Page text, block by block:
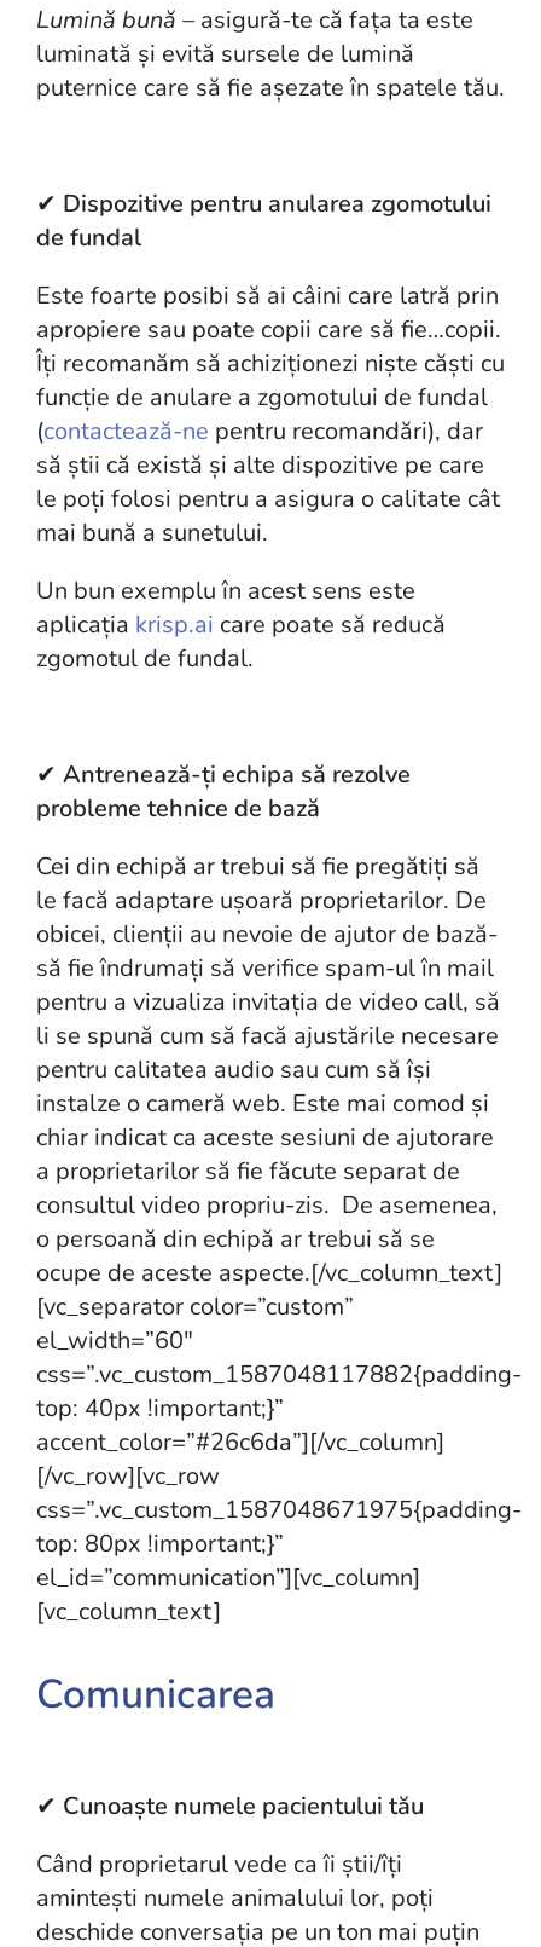
Lumină bună –asigură-te că fața ta este
luminată și evită sursele de lumină
puternice care să fie așezate în spatele tău.
✔ Dispozitive pentru anularea zgomotului
de fundal
Este foarte posibi să ai câini care latră prin
apropiere sau poate copii care să fie…copii.
Îți recomanăm să achiziționezi niște căști cu
funcție de anulare a zgomotului de fundal
(contactează-ne pentru recomandări), dar
să știi că există și alte dispozitive pe care
le poți folosi pentru a asigura o calitate cât
mai bună a sunetului.
Un bun exemplu în acest sens este
aplicația krisp.ai care poate să reducă
zgomotul de fundal.
✔ Antrenează-ți echipa să rezolve
probleme tehnice de bază
Cei din echipă ar trebui să fie pregătiți să
le facă adaptare ușoară proprietarilor. De
obicei, clienții au nevoie de ajutor de bază-
să fie îndrumați să verifice spam-ul în mail
pentru a vizualiza invitația de video call, să
li se spună cum să facă ajustările necesare
pentru calitatea audio sau cum să își
instalze o cameră web. Este mai comod și
chiar indicat ca aceste sesiuni de ajutorare
a proprietarilor să fie făcute separat de
consultul video propriu-zis. De asemenea,
o persoană din echipă ar trebui să se
ocupe de aceste aspecte.[/vc_column_text]
[vc_separator color=”custom”
el_width=”60″
css=”.vc_custom_1587048117882{padding-
top: 40px !important;}”
accent_color=”#26c6da”][/vc_column]
[/vc_row][vc_row
css=”.vc_custom_1587048671975{padding-
top: 80px !important;}”
el_id=”communication”][vc_column]
[vc_column_text]
Comunicarea
✔ Cunoaște numele pacientului tău
Când proprietarul vede ca îi știi/îți
amintești numele animalului lor, poți
deschide conversația pe un ton mai puțin